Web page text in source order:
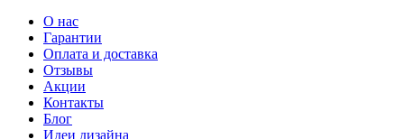
О нас
Гарантии
Оплата и доставка
Отзывы
Акции
Контакты
Блог
Идеи дизайна